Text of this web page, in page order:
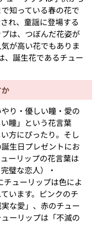
知っている春の花で
れ、童謡に登場する
は、つぼんだ花姿が
が高い花でもありま
、誕生花であるチュー
り・優しい瞳・愛の
瞳」という花言葉
方にぴったり。そし
生日プレゼントにお
ーリップの花言葉は
璧な恋人）・
ューリップは色によ
います。ピンクのチ
な愛」、赤のチュー
ーリップは「不滅の